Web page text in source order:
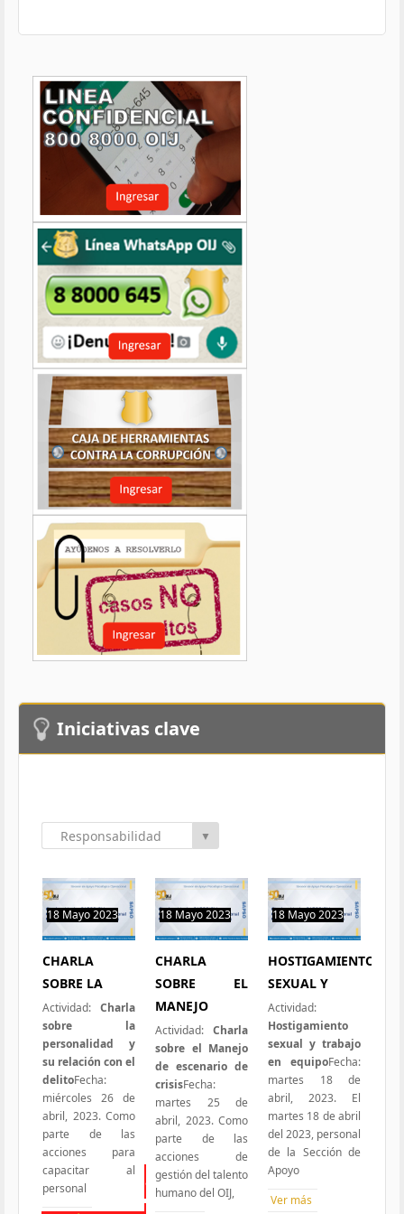
Iniciativas clave
Todas las Iniciativas
Responsabilidad
▼
18 Mayo 2023
CHARLA
SOBRE LA
Actividad:Charla
sobre la
personalidad y
su relación con el
delitoFecha:
miércoles 26 de
abril, 2023. Como
parte de las
acciones para
capacitar al
personal
18 Mayo 2023
CHARLA
SOBRE EL
MANEJO
Actividad:Charla
sobre el Manejo
de escenario de
crisisFecha:
martes 25 de
abril, 2023. Como
parte de las
acciones de
gestión del talento
humano del OIJ,
18 Mayo 2023
HOSTIGAMIENTO
SEXUAL Y
Actividad:
Hostigamiento
sexual y trabajo
en equipoFecha:
martes 18 de
abril, 2023. El
martes 18 de abril
del 2023, personal
de la Sección de
Apoyo
Ver más